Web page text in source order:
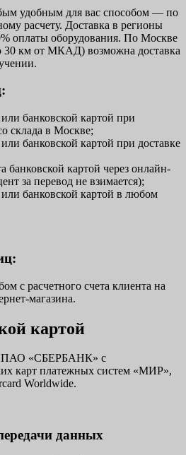
удобным для вас способом — по
расчету. Доставка в регионы
оплаты оборудования. По Москве
30 км от МКАД) возможна доставка
банковской картой при
склада в Москве;
банковской картой при доставке
банковской картой через онлайн-
за перевод не взимается);
банковской картой в любом
с расчетного счета клиента на
магазина.
картой
ПАО «СБЕРБАНК» с
карт платежных систем «МИР»,
Worldwide.
данных